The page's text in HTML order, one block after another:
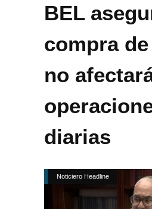
BEL
compra
no
diarias
Noticiero Headline